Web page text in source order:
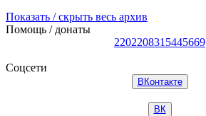
Показать / скрыть весь архив
Помощь / донаты
2202208315445669
Соцсети
ВКонтакте
ВК